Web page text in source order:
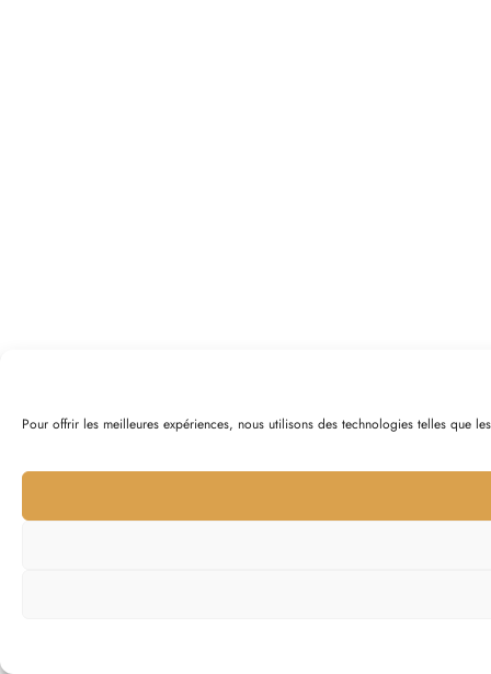
Pour offrir les meilleures expériences, nous utilisons des technologies telles que